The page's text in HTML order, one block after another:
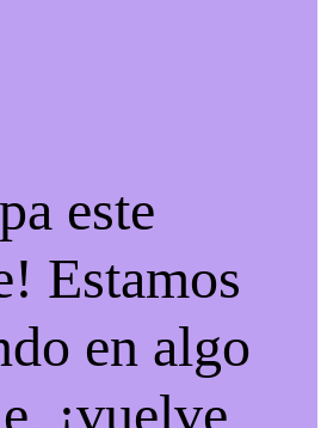
este
Estamos
en algo
¡vuelve